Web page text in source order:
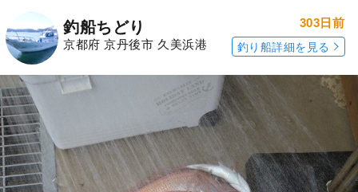
釣船ちどり
京都府 京丹後市 久美浜港
303日前
釣り船詳細を見る